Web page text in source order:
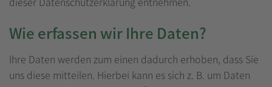
Wie erfassen wir Ihre Daten?
Ihre Daten werden zum einen dadurch erhoben, dass Sie
uns diese mitteilen. Hierbei kann es sich z. B. um Daten